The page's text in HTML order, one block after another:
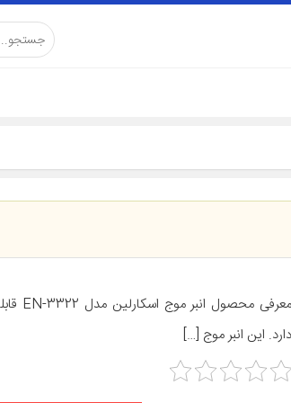
دارد. این انبر موج […]